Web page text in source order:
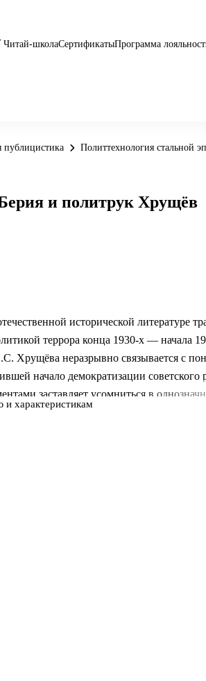
Читай-школаСертификатыПрограмма
публицистика Политтехнология стальной
исторической литературе
террора конца 1930-х — начала
Хрущёва неразрывно связывается с
начало демократизации
заставляет усомниться в
Об этом же свидетельствует
в народно-хозяйственной сфере.
характеристикам
и политрук Хрущёв